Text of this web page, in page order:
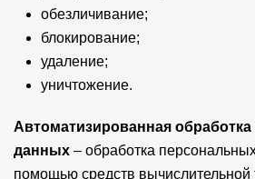
обезличивание;
блокирование;
удаление;
уничтожение.
Автоматизированная
данных – обработка
помощью средств вычислительной